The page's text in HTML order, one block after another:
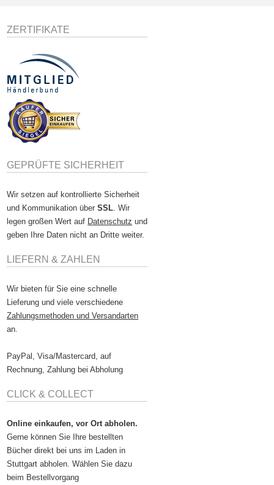
ZERTIFIKATE
GEPRÜFTE SICHERHEIT
Wir setzen auf kontrollierte Sicherheit
und Kommunikation überSSL . Wir
legen großen Wert auf Datenschutz und
geben Ihre Daten nicht an Dritte weiter.
LIEFERN & ZAHLEN
Wir bieten für Sie eine schnelle
Lieferung und viele verschiedene
Zahlungsmethoden und Versandarten
an.
PayPal, Visa/Mastercard, auf
Rechnung, Zahlung bei Abholung
CLICK & COLLECT
Online einkaufen, vor Ort abholen.
Gerne können Sie Ihre bestellten
Bücher direkt bei uns im Laden in
Stuttgart abholen. Wählen Sie dazu
beim Bestellvorgang